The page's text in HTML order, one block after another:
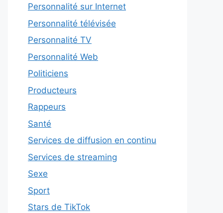
Personnalité sur Internet
Personnalité télévisée
Personnalité TV
Personnalité Web
Politiciens
Producteurs
Rappeurs
Santé
Services de diffusion en continu
Services de streaming
Sexe
Sport
Stars de TikTok